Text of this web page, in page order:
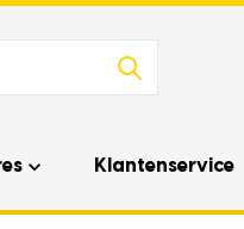
Klantenservice